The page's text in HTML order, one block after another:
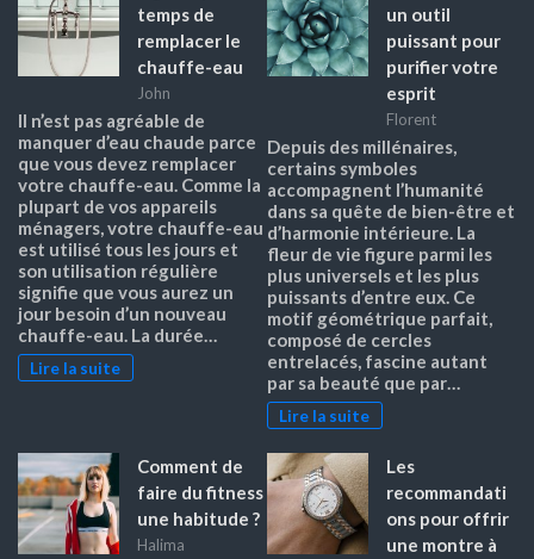
temps de
remplacer le
chauffe-eau
John
Il n’est pas agréable de
manquer d’eau chaude parce
que vous devez remplacer
votre chauffe-eau. Comme la
plupart de vos appareils
ménagers, votre chauffe-eau
est utilisé tous les jours et
son utilisation régulière
signifie que vous aurez un
jour besoin d’un nouveau
chauffe-eau. La durée…
Lire la suite
un outil
puissant pour
purifier votre
esprit
Florent
Depuis des millénaires,
certains symboles
accompagnent l’humanité
dans sa quête de bien-être et
d’harmonie intérieure. La
fleur de vie figure parmi les
plus universels et les plus
puissants d’entre eux. Ce
motif géométrique parfait,
composé de cercles
entrelacés, fascine autant
par sa beauté que par…
Lire la suite
Comment de
faire du fitness
une habitude ?
Halima
Les
recommandati
ons pour offrir
une montre à